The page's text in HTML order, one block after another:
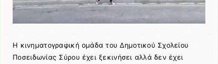
Η κινηματογραφική ομάδα του Δημοτικού Σχολείου
Ποσειδωνίας Σύρου έχει ξεκινήσει αλλά δεν έχει